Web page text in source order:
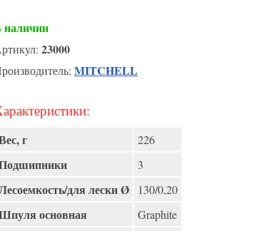
наличии
23000
MITCHELL
г 226
3
для лески Ø 130/0,20
основная Graphite